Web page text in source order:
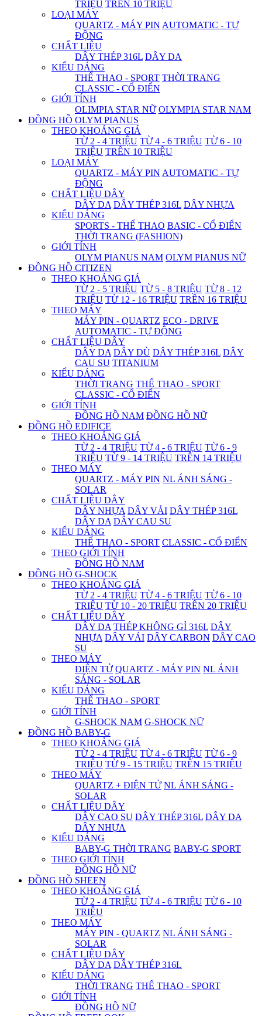
TRIỆU TRÊN 10 TRIỆU
LOẠI MÁY
QUARTZ - MÁY PIN AUTOMATIC - TỰ
ĐỘNG
CHẤT LIỆU
DÂY THÉP 316L DÂY DA
KIỂU DÁNG
THỂ THAO - SPORT THỜI TRANG
CLASSIC - CỔ ĐIỂN
GIỚI TÍNH
OLIMPIA STAR NỮ OLYMPIA STAR NAM
ĐỒNG HỒ OLYM PIANUS
THEO KHOẢNG GIÁ
TỪ 2 - 4 TRIỆU TỪ 4 - 6 TRIỆU TỪ 6 - 10
TRIỆU TRÊN 10 TRIỆU
LOẠI MÁY
QUARTZ - MÁY PIN AUTOMATIC - TỰ
ĐỘNG
CHẤT LIỆU DÂY
DÂY DA DÂY THÉP 316L DÂY NHỰA
KIỂU DÁNG
SPORTS - THỂ THAO BASIC - CỔ ĐIỂN
THỜI TRANG (FASHION)
GIỚI TÍNH
OLYM PIANUS NAM OLYM PIANUS NỮ
ĐỒNG HỒ CITIZEN
THEO KHOẢNG GIÁ
TỪ 2 - 5 TRIỆU TỪ 5 - 8 TRIỆU TỪ 8 - 12
TRIỆU TỪ 12 - 16 TRIỆU TRÊN 16 TRIỆU
THEO MÁY
MÁY PIN - QUARTZ ECO - DRIVE
AUTOMATIC - TỰ ĐỘNG
CHẤT LIỆU DÂY
DÂY DA DÂY DÙ DÂY THÉP 316L DÂY
CAU SU TITANIUM
KIỂU DÁNG
THỜI TRANG THỂ THAO - SPORT
CLASSIC - CỔ ĐIỂN
GIỚI TÍNH
ĐỒNG HỒ NAM ĐỒNG HỒ NỮ
ĐỒNG HỒ EDIFICE
THEO KHOẢNG GIÁ
TỪ 2 - 4 TRIỆU TỪ 4 - 6 TRIỆU TỪ 6 - 9
TRIỆU TỪ 9 - 14 TRIỆU TRÊN 14 TRIỆU
THEO MÁY
QUARTZ - MÁY PIN NL ÁNH SÁNG -
SOLAR
CHẤT LIỆU DÂY
DÂY NHỰA DÂY VẢI DÂY THÉP 316L
DÂY DA DÂY CAU SU
KIỂU DÁNG
THỂ THAO - SPORT CLASSIC - CỔ ĐIỂN
THEO GIỚI TÍNH
ĐỒNG HỒ NAM
ĐỒNG HỒ G-SHOCK
THEO KHOẢNG GIÁ
TỪ 2 - 4 TRIỆU TỪ 4 - 6 TRIỆU TỪ 6 - 10
TRIỆU TỪ 10 - 20 TRIỆU TRÊN 20 TRIỆU
CHẤT LIỆU DÂY
DÂY DA THÉP KHÔNG GỈ 316L DÂY
NHỰA DÂY VẢI DÂY CARBON DÂY CAO
SU
THEO MÁY
ĐIỆN TỬ QUARTZ - MÁY PIN NL ÁNH
SÁNG - SOLAR
KIỂU DÁNG
THỂ THAO - SPORT
GIỚI TÍNH
G-SHOCK NAM G-SHOCK NỮ
ĐỒNG HỒ BABY-G
THEO KHOẢNG GIÁ
TỪ 2 - 4 TRIỆU TỪ 4 - 6 TRIỆU TỪ 6 - 9
TRIỆU TỪ 9 - 15 TRIỆU TRÊN 15 TRIỆU
THEO MÁY
QUARTZ + ĐIỆN TỬ NL ÁNH SÁNG -
SOLAR
CHẤT LIỆU DÂY
DÂY CAO SU DÂY THÉP 316L DÂY DA
DÂY NHỰA
KIỂU DÁNG
BABY-G THỜI TRANG BABY-G SPORT
THEO GIỚI TÍNH
ĐỒNG HỒ NỮ
ĐỒNG HỒ SHEEN
THEO KHOẢNG GIÁ
TỪ 2 - 4 TRIỆU TỪ 4 - 6 TRIỆU TỪ 6 - 10
TRIỆU
THEO MÁY
MÁY PIN - QUARTZ NL ÁNH SÁNG -
SOLAR
CHẤT LIỆU DÂY
DÂY DA DÂY THÉP 316L
KIỂU DÁNG
THỜI TRANG THỂ THAO - SPORT
GIỚI TÍNH
ĐỒNG HỒ NỮ